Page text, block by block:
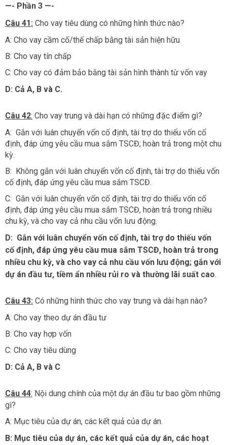
—- Phần 3 —-
Câu 41: Cho vay tiêu dùng có những hình thức nào?
A: Cho vay cầm cố/thế chấp bằng tài sản hiện hữu
B: Cho vay tín chấp
C: Cho vay có đảm bảo bằng tài sản hình thành từ vốn vay
D: Cả A, B và C.
Câu 42: Cho vay trung và dài hạn có những đặc điểm gì?
A: Gắn với luân chuyển vốn cố định, tài trợ do thiếu vốn cố
định, đáp ứng yêu cầu mua sắm TSCĐ; hoàn trả trong một chu
kỳ.
B: Không gắn với luân chuyển vốn cố định, tài trợ do thiếu vốn
cố định, đáp ứng yêu cầu mua sắm TSCĐ.
C: Gắn với luân chuyển vốn cố định, tài trợ do thiếu vốn cố
định, đáp ứng yêu cầu mua sắm TSCĐ, hoàn trả trong nhiều
chu kỳ, và cho vay cả nhu cầu vốn lưu động.
D: Gắn với luân chuyển vốn cố định, tài trợ do thiếu vốn
cố định, đáp ứng yêu cầu mua sắm TSCĐ, hoàn trả trong
nhiều chu kỳ, và cho vay cả nhu cầu vốn lưu động; gắn với
dự án đầu tư, tiềm ẩn nhiều rủi ro và thường lãi suất cao.
Câu 43: Có những hình thức cho vay trung và dài hạn nào?
A: Cho vay theo dự án đầu tư
B: Cho vay hợp vốn
C: Cho vay tiêu dùng
D: Cả A, B và C
Câu 44: Nội dung chính của một dự án đầu tư bao gồm những
gì?
A: Mục tiêu của dự án, các kết quả của dự án.
B: Mục tiêu của dự án, các kết quả của dự án, các hoạt